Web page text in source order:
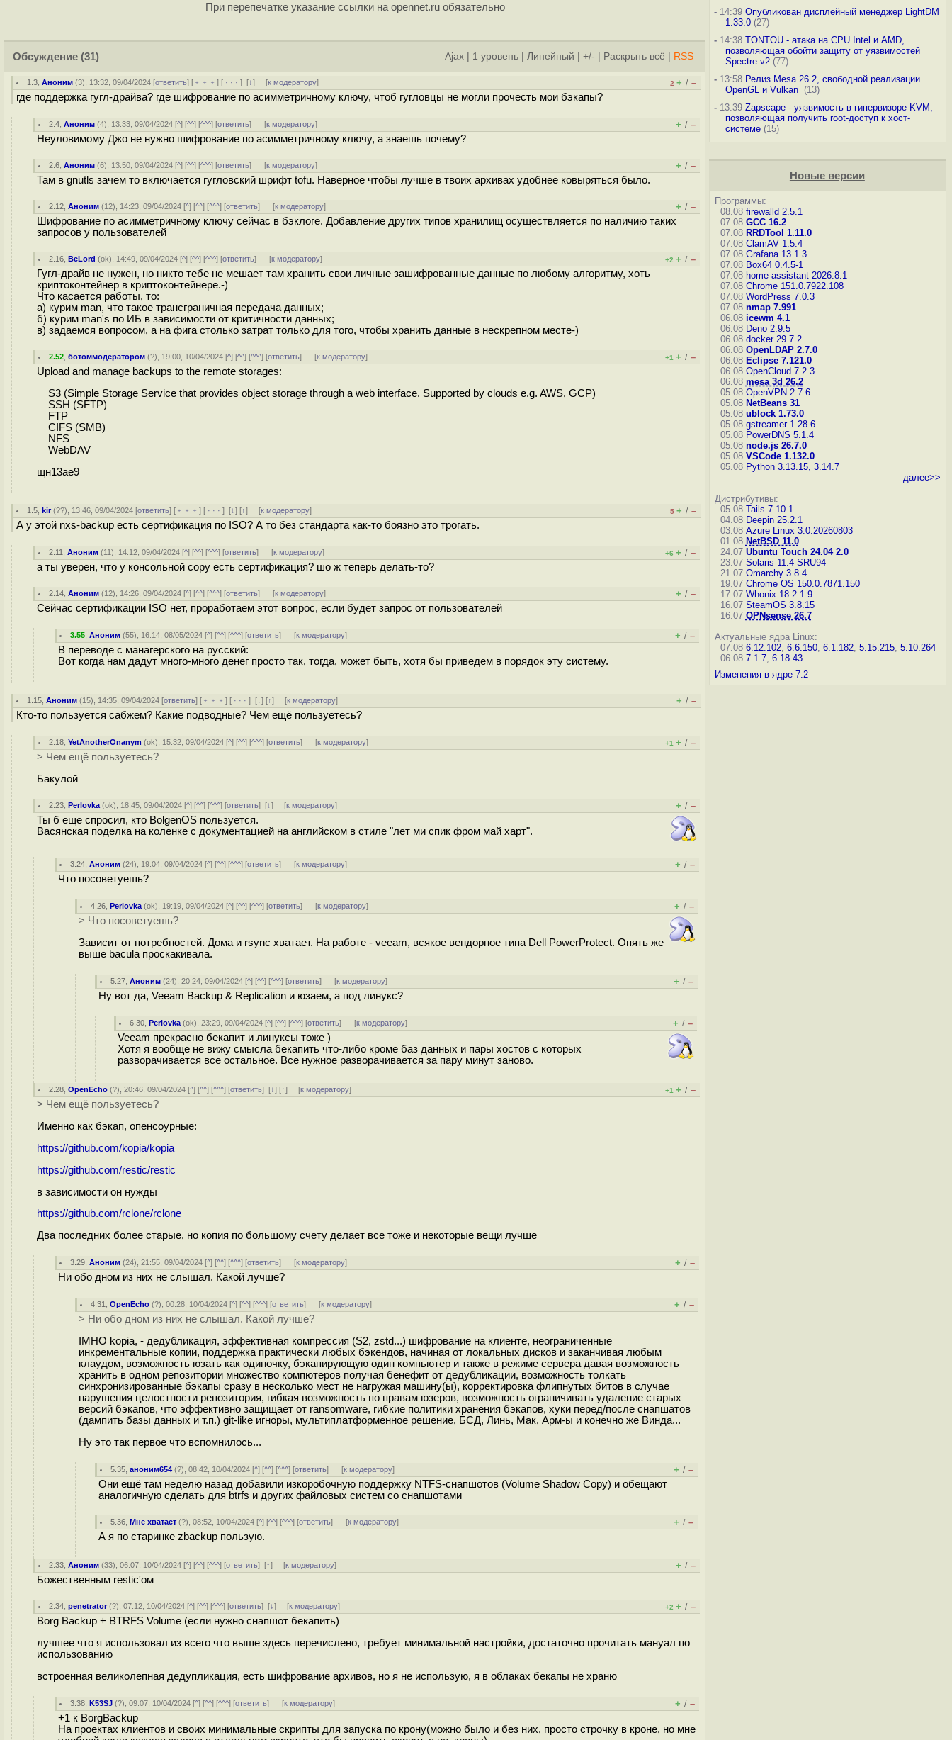
При перепечатке указание ссылки на opennet.ru обязательно
Обсуждение (31) Ajax 1 уровень Линейный +/- Раскрыть всё RSS
1.3 ,Аноним (3), 13:32, 09/04/2024 [ответить] [ ﹢﹢﹢] [ · · ·][↓] [к модератору] –2 + / –
где поддержка гугл-драйва? где шифрование по асимметричному ключу, чтоб гугловцы не могли прочесть мои бэкапы?
2.4 ,Аноним (4), 13:33, 09/04/2024 [^] [^^] [^^^] [ответить] [к модератору] + / –
Неуловимому Джо не нужно шифрование по асимметричному ключу, а знаешь почему?
2.6 ,Аноним (6), 13:50, 09/04/2024 [^] [^^] [^^^] [ответить] [к модератору] + / –
Там в gnutls зачем то включается гугловский шрифт tofu. Наверное чтобы лучше в твоих архивах удобнее ковыряться было.
2.12 ,Аноним (12), 14:23, 09/04/2024 [^] [^^] [^^^] [ответить] [к модератору] + / –
Шифрование по асимметричному ключу сейчас в бэклоге. Добавление других типов хранилищ осуществляется по наличию таких
запросов у пользователей
2.16 ,BeLord (ok), 14:49, 09/04/2024 [^] [^^] [^^^] [ответить] [к модератору] +2 + / –
Гугл-драйв не нужен, но никто тебе не мешает там хранить свои личные зашифрованные данные по любому алгоритму, хоть
криптоконтейнер в криптоконтейнере.-)
Что касается работы, то:
а) курим man, что такое трансграничная передача данных;
б) курим man's по ИБ в зависимости от критичности данных;
в) задаемся вопросом, а на фига столько затрат только для того, чтобы хранить данные в нескрепном месте-)
2.52 ,ботоммодератором (?), 19:00, 10/04/2024 [^] [^^] [^^^] [ответить] [к модератору] +1 + / –
Upload and manage backups to the remote storages:
S3 (Simple Storage Service that provides object storage through a web interface. Supported by clouds e.g. AWS, GCP)
SSH (SFTP)
FTP
CIFS (SMB)
NFS
WebDAV
щн13ае9
1.5 ,kir(??), 13:46, 09/04/2024 [ответить] [ ﹢﹢﹢] [ · · ·][↓] [↑] [к модератору] –5 + / –
А у этой nxs-backup есть сертификация по ISO? А то без стандарта как-то боязно это трогать.
2.11 ,Аноним (11), 14:12, 09/04/2024 [^] [^^] [^^^] [ответить] [к модератору] +6 + / –
а ты уверен, что у консольной copy есть сертификация? шо ж теперь делать-то?
2.14 ,Аноним (12), 14:26, 09/04/2024 [^] [^^] [^^^] [ответить] [к модератору] + / –
Сейчас сертификации ISO нет, проработаем этот вопрос, если будет запрос от пользователей
3.55 ,Аноним (55), 16:14, 08/05/2024 [^] [^^] [^^^] [ответить] [к модератору] + / –
В переводе с манагерского на русский:
Вот когда нам дадут много-много денег просто так, тогда, может быть, хотя бы приведем в порядок эту систему.
1.15 ,Аноним (15), 14:35, 09/04/2024 [ответить] [ ﹢﹢﹢] [ · · ·][↓] [↑] [к модератору] + / –
Кто-то пользуется сабжем? Какие подводные? Чем ещё пользуетесь?
2.18 ,YetAnotherOnanym (ok), 15:32, 09/04/2024 [^] [^^] [^^^] [ответить] [к модератору] +1 + / –
> Чем ещё пользуетесь?
Бакулой
2.23 ,Perlovka (ok), 18:45, 09/04/2024 [^] [^^] [^^^] [ответить][↓] [к модератору] + / –
Ты б еще спросил, кто BolgenOS пользуется.
Васянская поделка на коленке с документацией на английском в стиле "лет ми спик фром май харт".
3.24 ,Аноним (24), 19:04, 09/04/2024 [^] [^^] [^^^] [ответить] [к модератору] + / –
Что посоветуешь?
4.26 ,Perlovka (ok), 19:19, 09/04/2024 [^] [^^] [^^^] [ответить] [к модератору] + / –
> Что посоветуешь?
Зависит от потребностей. Дома и rsync хватает. На работе - veeam, всякое вендорное типа Dell PowerProtect. Опять же
выше bacula проскакивала.
5.27 ,Аноним (24), 20:24, 09/04/2024 [^] [^^] [^^^] [ответить] [к модератору] + / –
Ну вот да, Veeam Backup & Replication и юзаем, а под линукс?
6.30 ,Perlovka (ok), 23:29, 09/04/2024 [^] [^^] [^^^] [ответить] [к модератору] + / –
Veeam прекрасно бекапит и линуксы тоже )
Хотя я вообще не вижу смысла бекапить что-либо кроме баз данных и пары хостов с которых
разворачивается все остальное. Все нужное разворачивается за пару минут заново.
2.28 ,OpenEcho (?), 20:46, 09/04/2024 [^] [^^] [^^^] [ответить][↓] [↑] [к модератору] +1 + / –
> Чем ещё пользуетесь?
Именно как бэкап, опенсоурные:
https://github.com/kopia/kopia
https://github.com/restic/restic
в зависимости он нужды
https://github.com/rclone/rclone
Два последних более старые, но копия по большому счету делает все тоже и некоторые вещи лучше
3.29 ,Аноним (24), 21:55, 09/04/2024 [^] [^^] [^^^] [ответить] [к модератору] + / –
Ни обо дном из них не слышал. Какой лучше?
4.31 ,OpenEcho (?), 00:28, 10/04/2024 [^] [^^] [^^^] [ответить] [к модератору] + / –
> Ни обо дном из них не слышал. Какой лучше?
IMHO kopia, - дедубликация, эффективная компрессия (S2, zstd...) шифрование на клиенте, неограниченные
инкрементальные копии, поддержка практически любых бэкендов, начиная от локальных дисков и заканчивая любым
клаудом, возможность юзать как одиночку, бэкапирующую один компьютер и также в режиме сервера давая возможность
хранить в одном репозитории множество компютеров получая бенефит от дедубликации, возможность толкать
синхронизированные бэкапы сразу в несколько мест не нагружая машину(ы), корректировка флипнутых битов в случае
нарушения целостности репозитория, гибкая возможность по правам юзеров, возможность ограничивать удаление старых
версий бэкапов, что эффективно защищает от ransomware, гибкие политики хранения бэкапов, хуки перед/после снапшатов
(дампить базы данных и т.п.) git-like игноры, мультиплатформенное решение, БСД, Линь, Мак, Арм-ы и конечно же Винда...
Ну это так первое что вспомнилось...
5.35 ,аноним654 (?), 08:42, 10/04/2024 [^] [^^] [^^^] [ответить] [к модератору] + / –
Они ещё там неделю назад добавили изкоробочную поддержку NTFS-снапшотов (Volume Shadow Copy) и обещают
аналогичную сделать для btrfs и других файловых систем со снапшотами
5.36 ,Мне хватает (?), 08:52, 10/04/2024 [^] [^^] [^^^] [ответить] [к модератору] + / –
А я по старинке zbackup пользую.
2.33 ,Аноним (33), 06:07, 10/04/2024 [^] [^^] [^^^] [ответить][↑] [к модератору] + / –
Божественным restic'ом
2.34 ,penetrator(?), 07:12, 10/04/2024 [^] [^^] [^^^] [ответить][↓] [к модератору] +2 + / –
Borg Backup + BTRFS Volume (если нужно снапшот бекапить)
лучшее что я использовал из всего что выше здесь перечислено, требует минимальной настройки, достаточно прочитать мануал по
использованию
встроенная великолепная дедупликация, есть шифрование архивов, но я не использую, я в облаках бекапы не храню
3.38 ,K53SJ (?), 09:07, 10/04/2024 [^] [^^] [^^^] [ответить] [к модератору] + / –
+1 к BorgBackup
На проектах клиентов и своих минимальные скрипты для запуска по крону(можно было и без них, просто строчку в кроне, но мне
-14:39 Опубликован дисплейный менеджер LightDM
1.33.0(27)
-14:38 TONTOU - атака на CPU Intel и AMD,
позволяющая обойти защиту от уязвимостей
Spectre v2(77)
-13:58 Релиз Mesa 26.2, свободной реализации
OpenGL и Vulkan (13)
-13:39 Zapscape - уязвимость в гипервизоре KVM,
позволяющая получить root-доступ к хост-
системе(15)
Новые версии
Программы:
08.08 firewalld 2.5.1
07.08 GCC 16.2
07.08 RRDTool 1.11.0
07.08 ClamAV 1.5.4
07.08 Grafana 13.1.3
07.08 Box64 0.4.5-1
07.08 home-assistant 2026.8.1
07.08 Chrome 151.0.7922.108
07.08 WordPress 7.0.3
07.08 nmap 7.991
06.08 icewm 4.1
06.08 Deno 2.9.5
06.08 docker 29.7.2
06.08 OpenLDAP 2.7.0
06.08 Eclipse 7.121.0
06.08 OpenCloud 7.2.3
06.08 mesa 3d 26.2
05.08 OpenVPN 2.7.6
05.08 NetBeans 31
05.08 ublock 1.73.0
05.08 gstreamer 1.28.6
05.08 PowerDNS 5.1.4
05.08 node.js 26.7.0
05.08 VSCode 1.132.0
05.08 Python 3.13.15, 3.14.7
далее>>
Дистрибутивы:
05.08 Tails 7.10.1
04.08 Deepin 25.2.1
03.08 Azure Linux 3.0.20260803
01.08 NetBSD 11.0
24.07 Ubuntu Touch 24.04 2.0
23.07 Solaris 11.4 SRU94
21.07 Omarchy 3.8.4
19.07 Chrome OS 150.0.7871.150
17.07 Whonix 18.2.1.9
16.07 SteamOS 3.8.15
16.07 OPNsense 26.7
Актуальные ядра Linux:
07.08 6.12.102, 6.6.150, 6.1.182, 5.15.215, 5.10.264
06.08 7.1.7, 6.18.43
Изменения в ядре 7.2